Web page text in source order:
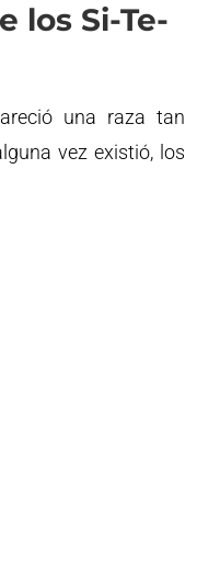
los Si-Te-
una raza tan
vez existió, los